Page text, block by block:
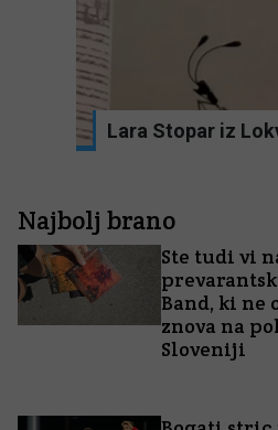
Lara Stopar iz
Najbolj brano
Ste tudi vi
Band, ki ne
znova na
Sloveniji